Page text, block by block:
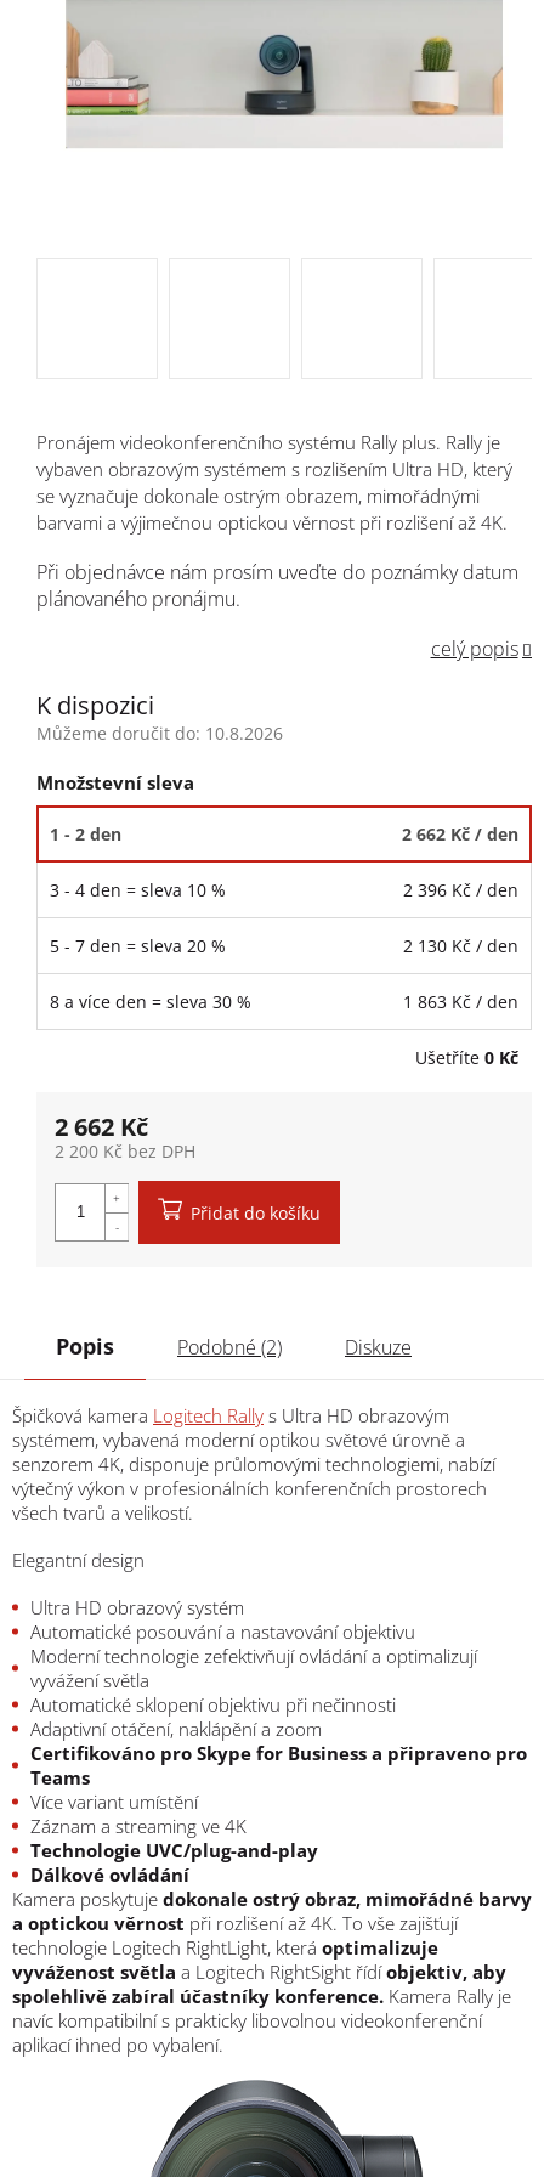
K dispozici
Můžeme doručit do: 10.8.2026
Množstevní sleva
1 - 2 den 2 662 Kč / den
3 - 4 den = sleva 10 % 2 396 Kč / den
5 - 7 den = sleva 20 % 2 130 Kč / den
8 a více den = sleva 30 % 1 863 Kč / den
Ušetříte 0 Kč
Pronájem videokonferenčního systému Rally plus. Rally je
vybaven obrazovým systémem s rozlišením Ultra HD, který
se vyznačuje dokonale ostrým obrazem, mimořádnými
barvami a výjimečnou optickou věrnost při rozlišení až 4K.
Při objednávce nám prosím uveďte do poznámky datum
plánovaného pronájmu.
celý popis
2 662 Kč
2 200 Kč bez DPH
Přidat do košíku
Popis Podobné (2) Diskuze
Špičková kamera Logitech Rally s Ultra HD obrazovým
systémem, vybavená moderní optikou světové úrovně a
senzorem 4K, disponuje průlomovými technologiemi, nabízí
výtečný výkon v profesionálních konferenčních prostorech
všech tvarů a velikostí.
Elegantní design
Ultra HD obrazový systém
Automatické posouvání a nastavování objektivu
Moderní technologie zefektivňují ovládání a optimalizují
vyvážení světla
Automatické sklopení objektivu při nečinnosti
Adaptivní otáčení, naklápění a zoom
Certifikováno pro Skype for Business a připraveno pro
Teams
Více variant umístění
Záznam a streaming ve 4K
Technologie UVC/plug-and-play
Dálkové ovládání
Kamera poskytuje dokonale ostrý obraz, mimořádné barvy
a optickou věrnost při rozlišení až 4K. To vše zajišťují
technologie Logitech RightLight, která optimalizuje
vyváženost světla a Logitech RightSight řídíobjektiv, aby
spolehlivě zabíral účastníky konference. Kamera Rally je
navíc kompatibilní s prakticky libovolnou videokonferenční
aplikací ihned po vybalení.